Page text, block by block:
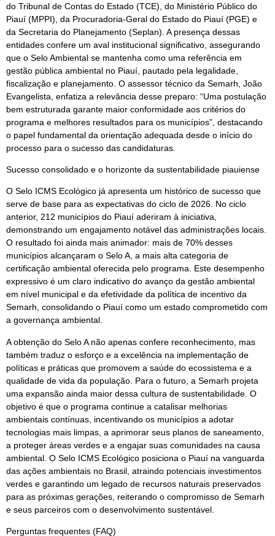
do Tribunal de Contas do Estado (TCE), do Ministério Público do
Piauí (MPPI), da Procuradoria-Geral do Estado do Piauí (PGE) e
da Secretaria do Planejamento (Seplan). A presença dessas
entidades confere um aval institucional significativo, assegurando
que o Selo Ambiental se mantenha como uma referência em
gestão pública ambiental no Piauí, pautado pela legalidade,
fiscalização e planejamento. O assessor técnico da Semarh, João
Evangelista, enfatiza a relevância desse preparo: “Uma postulação
bem estruturada garante maior conformidade aos critérios do
programa e melhores resultados para os municípios”, destacando
o papel fundamental da orientação adequada desde o início do
processo para o sucesso das candidaturas.
Sucesso consolidado e o horizonte da sustentabilidade piauiense
O Selo ICMS Ecológico já apresenta um histórico de sucesso que
serve de base para as expectativas do ciclo de 2026. No ciclo
anterior, 212 municípios do Piauí aderiram à iniciativa,
demonstrando um engajamento notável das administrações locais.
O resultado foi ainda mais animador: mais de 70% desses
municípios alcançaram o Selo A, a mais alta categoria de
certificação ambiental oferecida pelo programa. Este desempenho
expressivo é um claro indicativo do avanço da gestão ambiental
em nível municipal e da efetividade da política de incentivo da
Semarh, consolidando o Piauí como um estado comprometido com
a governança ambiental.
A obtenção do Selo A não apenas confere reconhecimento, mas
também traduz o esforço e a excelência na implementação de
políticas e práticas que promovem a saúde do ecossistema e a
qualidade de vida da população. Para o futuro, a Semarh projeta
uma expansão ainda maior dessa cultura de sustentabilidade. O
objetivo é que o programa continue a catalisar melhorias
ambientais contínuas, incentivando os municípios a adotar
tecnologias mais limpas, a aprimorar seus planos de saneamento,
a proteger áreas verdes e a engajar suas comunidades na causa
ambiental. O Selo ICMS Ecológico posiciona o Piauí na vanguarda
das ações ambientais no Brasil, atraindo potenciais investimentos
verdes e garantindo um legado de recursos naturais preservados
para as próximas gerações, reiterando o compromisso de Semarh
e seus parceiros com o desenvolvimento sustentável.
Perguntas frequentes (FAQ)